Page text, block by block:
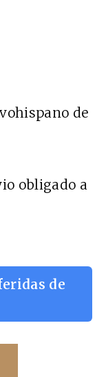
de
obligado a
de